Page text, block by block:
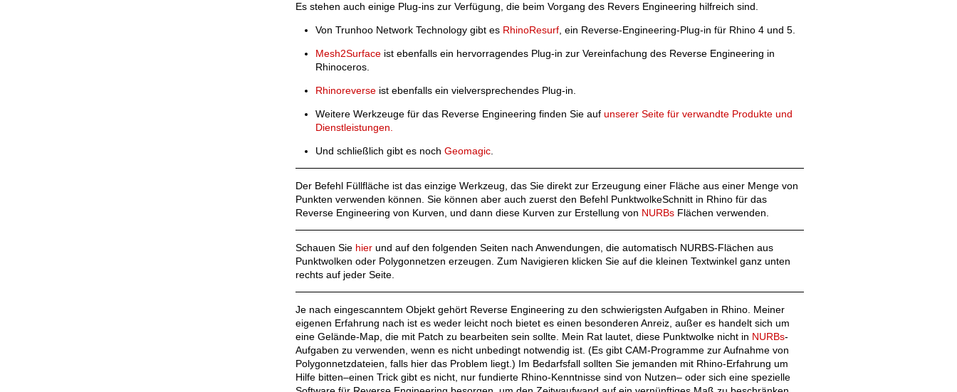
Es stehen auch einige Plug-ins zur Verfügung, die beim Vorgang des Revers Engineering hilfreich sind.
Von Trunhoo Network Technology gibt es RhinoResurf, ein Reverse-Engineering-Plug-in für Rhino 4 und 5.
Mesh2Surface ist ebenfalls ein hervorragendes Plug-in zur Vereinfachung des Reverse Engineering in
Rhinoceros.
Rhinoreverse ist ebenfalls ein vielversprechendes Plug-in.
Weitere Werkzeuge für das Reverse Engineering finden Sie auf unserer Seite für verwandte Produkte und
Dienstleistungen.
Und schließlich gibt es noch Geomagic.
Der Befehl Füllfläche ist das einzige Werkzeug, das Sie direkt zur Erzeugung einer Fläche aus einer Menge von
Punkten verwenden können. Sie können aber auch zuerst den Befehl PunktwolkeSchnitt in Rhino für das
Reverse Engineering von Kurven, und dann diese Kurven zur Erstellung von NURBs Flächen verwenden.
Schauen Sie hier und auf den folgenden Seiten nach Anwendungen, die automatisch NURBS-Flächen aus
Punktwolken oder Polygonnetzen erzeugen. Zum Navigieren klicken Sie auf die kleinen Textwinkel ganz unten
rechts auf jeder Seite.
Je nach eingescanntem Objekt gehört Reverse Engineering zu den schwierigsten Aufgaben in Rhino. Meiner
eigenen Erfahrung nach ist es weder leicht noch bietet es einen besonderen Anreiz, außer es handelt sich um
eine Gelände-Map, die mit Patch zu bearbeiten sein sollte. Mein Rat lautet, diese Punktwolke nicht in NURBs-
Aufgaben zu verwenden, wenn es nicht unbedingt notwendig ist. (Es gibt CAM-Programme zur Aufnahme von
Polygonnetzdateien, falls hier das Problem liegt.) Im Bedarfsfall sollten Sie jemanden mit Rhino-Erfahrung um
Hilfe bitten–einen Trick gibt es nicht, nur fundierte Rhino-Kenntnisse sind von Nutzen– oder sich eine spezielle